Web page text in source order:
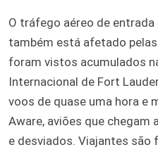
O tráfego aéreo de
também está afetado
foram vistos acumulados
Internacional de Fort
voos de quase uma hora e
Aware, aviões que chegam
e desviados. Viajantes